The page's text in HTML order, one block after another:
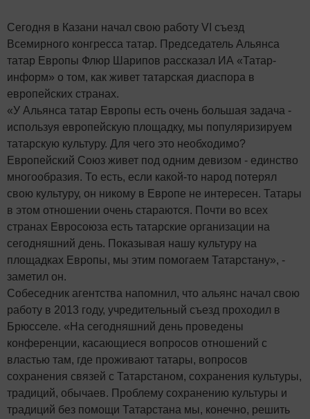
Сегодня в Казани начал свою работу VI съезд
Всемирного конгресса татар. Председатель Альянса
татар Европы Флюр Шарипов рассказал ИА «Татар-
информ» о том, как живет татарская диаспора в
европейских странах.
«У Альянса татар Европы есть очень большая задача -
используя европейскую площадку, мы популяризируем
татарскую культуру. Для чего это необходимо?
Европейский Союз живет под одним девизом - единство
многообразия. То есть, если какой-то народ потерял
свою культуру, он никому в Европе не интересен. Татары
в этом отношении очень стараются. Почти во всех
странах Евросоюза есть татарские организации на
сегодняшний день. Показывая нашу культуру на
площадках Европы, мы этим помогаем Татарстану», -
заметил он.
Собеседник агентства напомнил, что альянс начал свою
работу в 2013 году, учредительный съезд проходил в
Брюсселе. «На сегодняшний день проведены
конференции, касающиеся вопросов отношений с
властью там, где проживают татары, вопросов
сохранения связей с Татарстаном, сохранения культуры,
традиций, обычаев. Проблему сохранению культуры и
традиций без помощи Татарстана мы, конечно, решить